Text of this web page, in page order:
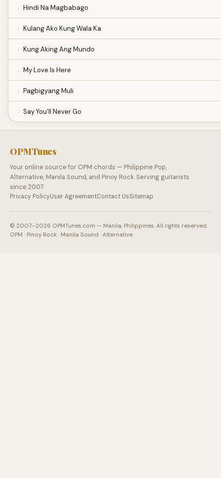
Hindi Na Magbabago
Kulang Ako Kung Wala Ka
Kung Aking Ang Mundo
My Love Is Here
Pagbigyang Muli
Say You'll Never Go
OPMTunes
Your online source for OPM chords — Philippine Pop,
Alternative, Manila Sound, and Pinoy Rock. Serving guitarists
since 2007.
Privacy PolicyUser AgreementContact UsSitemap
© 2007–2026 OPMTunes.com — Manila, Philippines. All rights reserved.
OPM · Pinoy Rock · Manila Sound · Alternative